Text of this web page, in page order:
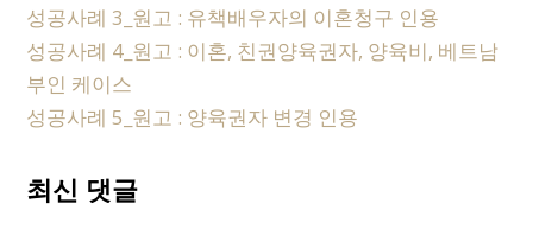
성공사례 3_원고 : 유책배우자의 이혼청구 인용
성공사례 4_원고 : 이혼, 친권양육권자, 양육비, 베트남
부인 케이스
성공사례 5_원고 : 양육권자 변경 인용
최신 댓글